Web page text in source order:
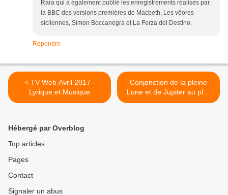
Rara qui a également publié les enregistrements réalisés par
la BBC des versions premières de Macbeth, Les vêores
sicilennes, Simon Boccanegra et La Forza del Destino.
Répondre
< TV-Web Avril 2017 -
Lyrique et Musique
Conjonction de la pleine
Lune et de Jupiter au plus
près de la Terre le lundi 10
Hébergé par Overblog
Top articles
Pages
Contact
Signaler un abus